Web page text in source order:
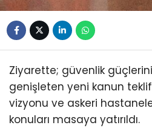
Ziyarette; güvenlik
genişleten yeni kanun
vizyonu ve askeri
konuları masaya yatırıldı.